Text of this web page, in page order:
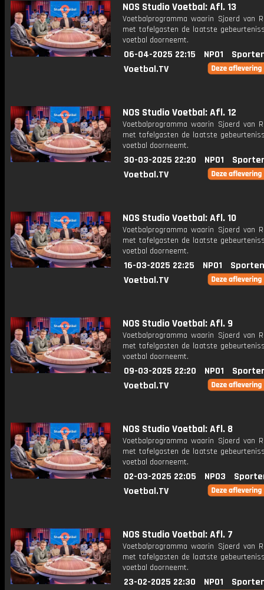
NOS Studio Voetbal: Afl. 13
Voetbalprogramma waarin Sjoerd van
met tafelgasten de laatste
voetbal doorneemt.
06-04-2025 22:15 NPO1
Voetbal.TV
NOS Studio Voetbal: Afl. 12
Voetbalprogramma waarin Sjoerd van
met tafelgasten de laatste
voetbal doorneemt.
30-03-2025 22:20 NPO1
Voetbal.TV
NOS Studio Voetbal: Afl. 10
Voetbalprogramma waarin Sjoerd van
met tafelgasten de laatste
voetbal doorneemt.
16-03-2025 22:25 NPO1
Voetbal.TV
NOS Studio Voetbal: Afl. 9
Voetbalprogramma waarin Sjoerd van
met tafelgasten de laatste
voetbal doorneemt.
09-03-2025 22:20 NPO1
Voetbal.TV
NOS Studio Voetbal: Afl. 8
Voetbalprogramma waarin Sjoerd van
met tafelgasten de laatste
voetbal doorneemt.
02-03-2025 22:05 NPO3
Voetbal.TV
NOS Studio Voetbal: Afl. 7
Voetbalprogramma waarin Sjoerd van
met tafelgasten de laatste
voetbal doorneemt.
23-02-2025 22:30 NPO1